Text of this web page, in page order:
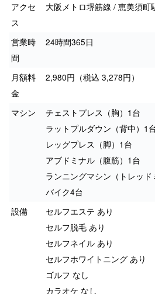
アクセ
ス
大阪メトロ堺筋線 / 恵美須
営業時
間
24時間365日
月額料
金
2,980円（税込 3,278円）
マシン
チェストプレス（胸）1台
ラットプルダウン（背中）1
レッグプレス（脚）1台
アブドミナル（腹筋）1台
ランニングマシン（トレッド
バイク4台
設備
セルフエステ あり
セルフ脱毛 あり
セルフネイル あり
セルフホワイトニング あり
ゴルフ なし
カラオケ なし